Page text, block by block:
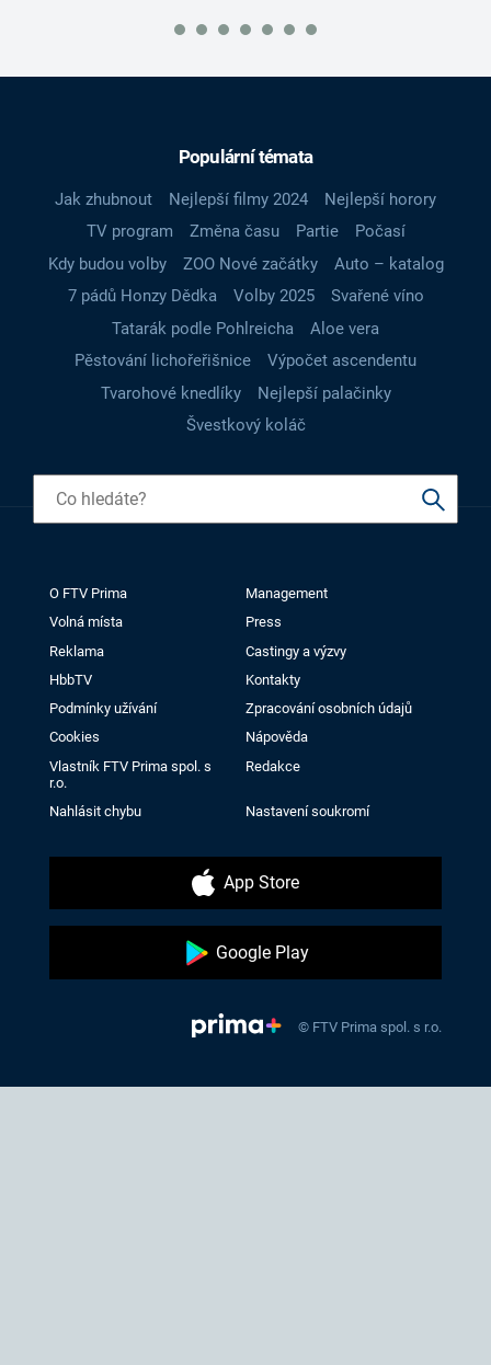
Populární témata
Jak zhubnout Nejlepší filmy 2024
Nejlepší horory
TV program
Změna času Partie
Počasí
Kdy budou volby
ZOO Nové začátky
Auto – katalog
7 pádů Honzy Dědka
Volby 2025
Svařené víno
Tatarák podle Pohlreicha
Aloe vera
Pěstování lichořeřišnice
Výpočet ascendentu
Tvarohové knedlíky
Nejlepší palačinky
Švestkový koláč
O FTV Prima
Management
Volná místa
Press
Reklama
Castingy a výzvy
HbbTV
Kontakty
Podmínky užívání
Zpracování osobních údajů
Cookies
Nápověda
Vlastník FTV Prima spol. s
r.o.
Redakce
Nahlásit chybu Nastavení soukromí
App Store
Google Play
© FTV Prima spol. s r.o.